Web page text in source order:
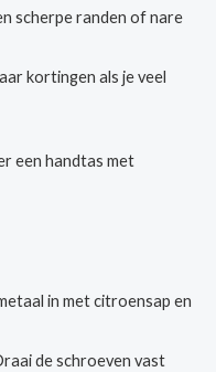
scherpe randen of nare
kortingen als je veel
een handtas met
in met citroensap en
de schroeven vast